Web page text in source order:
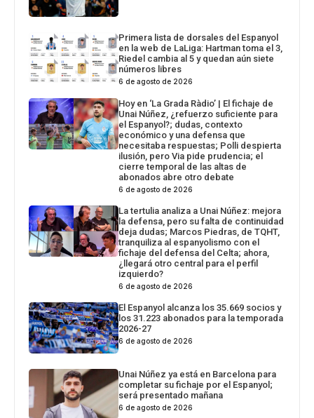
Primera lista de dorsales del Espanyol
en la web de LaLiga: Hartman toma el 3,
Riedel cambia al 5 y quedan aún siete
números libres
6 de agosto de 2026
Hoy en ‘La Grada Ràdio’ | El fichaje de
Unai Núñez, ¿refuerzo suficiente para
el Espanyol?; dudas, contexto
económico y una defensa que
necesitaba respuestas; Polli despierta
ilusión, pero Via pide prudencia; el
cierre temporal de las altas de
abonados abre otro debate
6 de agosto de 2026
La tertulia analiza a Unai Núñez: mejora
la defensa, pero su falta de continuidad
deja dudas; Marcos Piedras, de TQHT,
tranquiliza al espanyolismo con el
fichaje del defensa del Celta; ahora,
¿llegará otro central para el perfil
izquierdo?
6 de agosto de 2026
El Espanyol alcanza los 35.669 socios y
los 31.223 abonados para la temporada
2026-27
6 de agosto de 2026
Unai Núñez ya está en Barcelona para
completar su fichaje por el Espanyol;
será presentado mañana
6 de agosto de 2026